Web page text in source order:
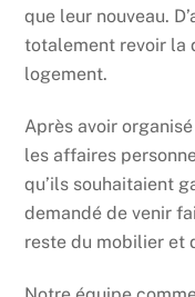
que leur nouveau.
totalement revoir la
logement.
Après avoir
les affaires
qu’ils souhaitaient
demandé de venir
reste du mobilier et